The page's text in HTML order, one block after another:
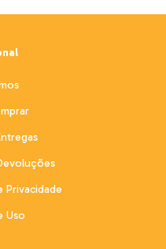
Privacidade
Uso